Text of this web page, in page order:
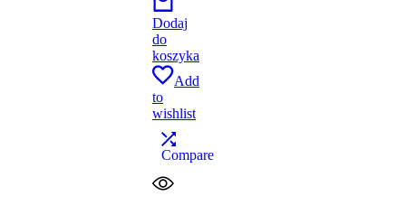
Dodaj
do
koszyka
Add
to
wishlist
Compare